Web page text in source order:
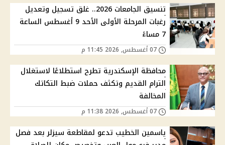
تنسيق الجامعات 2026.. غلق تسجيل وتعديل
رغبات المرحلة الأولى الأحد 9 أغسطس الساعة
7 مساءً
محافظة الإسكندرية تطرح استطلاعًا لاستغلال
الترام القديم وتكثف حملات ضبط التكاتك
المخالفة
ياسمين الخطيب تدعو لمقاطعة سيزلر بعد فصل